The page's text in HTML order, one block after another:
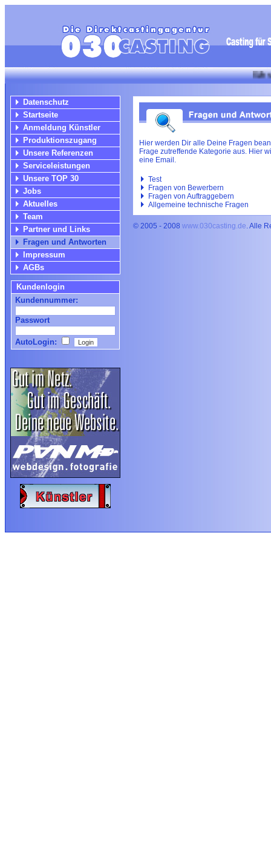
Wir suchen
Datenschutz
Startseite
Anmeldung Künstler
Produktionszugang
Unsere Referenzen
Serviceleistungen
Unsere TOP 30
Jobs
Aktuelles
Team
Partner und Links
Fragen und Antworten
Impressum
AGBs
Kundenlogin
Kundennummer:
Passwort
AutoLogin:
Hier werden Dir alle Deine Fragen
Frage zutreffende Kategorie aus. Hier
eine Email.
Test
Fragen von Bewerbern
Fragen von Auftraggebern
Allgemeine technische Fragen
© 2005 - 2008 www.030casting.de. Alle